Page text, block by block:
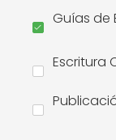
Guías de
Escritura